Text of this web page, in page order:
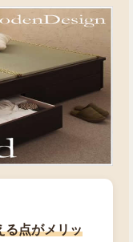
る点がメリッ